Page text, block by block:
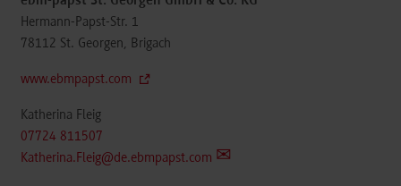
Hermann-Papst-Str. 1
78112 St. Georgen, Brigach
www.ebmpapst.com
Katherina Fleig
07724 811507
Katherina.Fleig@de.ebmpapst.com